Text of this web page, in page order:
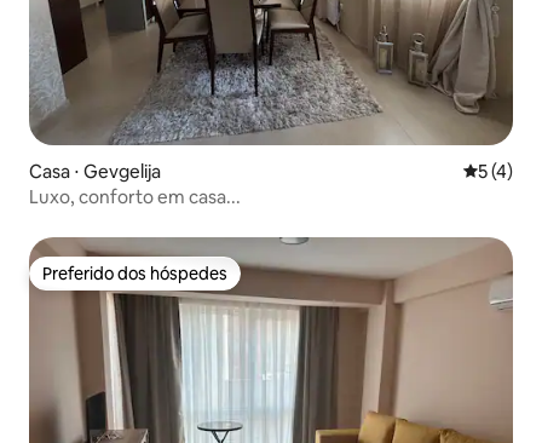
Casa ⋅ Gevgelija 5 de
5 (4)
Luxo, conforto em casa...
Preferido dos hóspedes
Preferido dos hóspedes